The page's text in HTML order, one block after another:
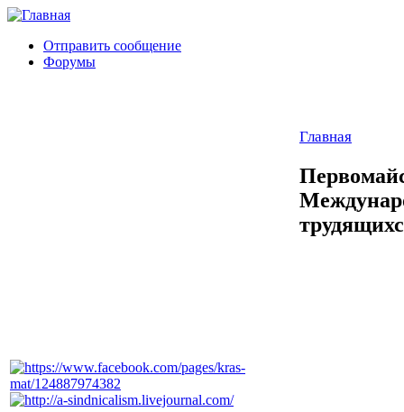
Отправить сообщение
Форумы
Главная